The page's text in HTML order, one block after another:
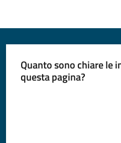
Sportello
telematico
Tutti
Quanto sono chiare le
questa pagina?